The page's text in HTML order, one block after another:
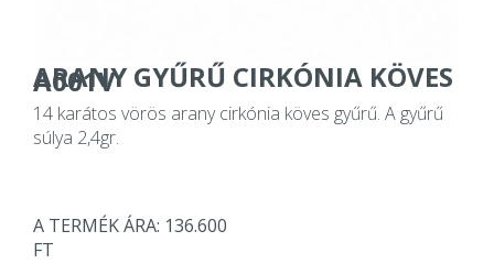
ARANY GYŰRŰ CIRKÓNIA KÖVES
A001V
14 karátos vörös arany cirkónia köves gyűrű. A gyűrű
súlya 2,4gr.
A TERMÉK ÁRA: 136.600
FT